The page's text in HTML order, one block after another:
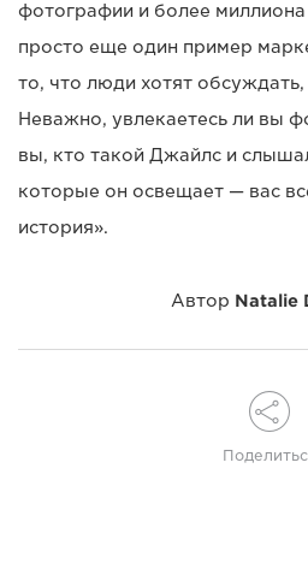
фотографии и более
просто еще один пример
то, что люди хотят
Неважно, увлекаетесь ли вы
вы, кто такой Джайлс и
которые он освещает — вас
история».
Автор Natalie